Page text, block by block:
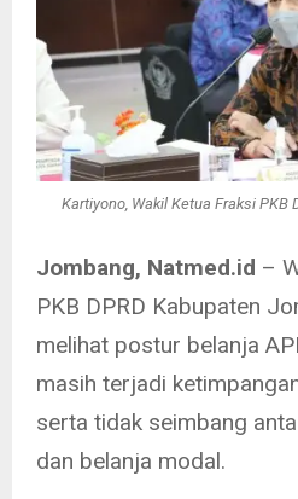
Kartiyono, Wakil Ketua Fraksi PKB
Jombang, Natmed.id –
PKB DPRD Kabupaten
melihat postur belanja
masih terjadi
serta tidak seimbang
dan belanja modal.